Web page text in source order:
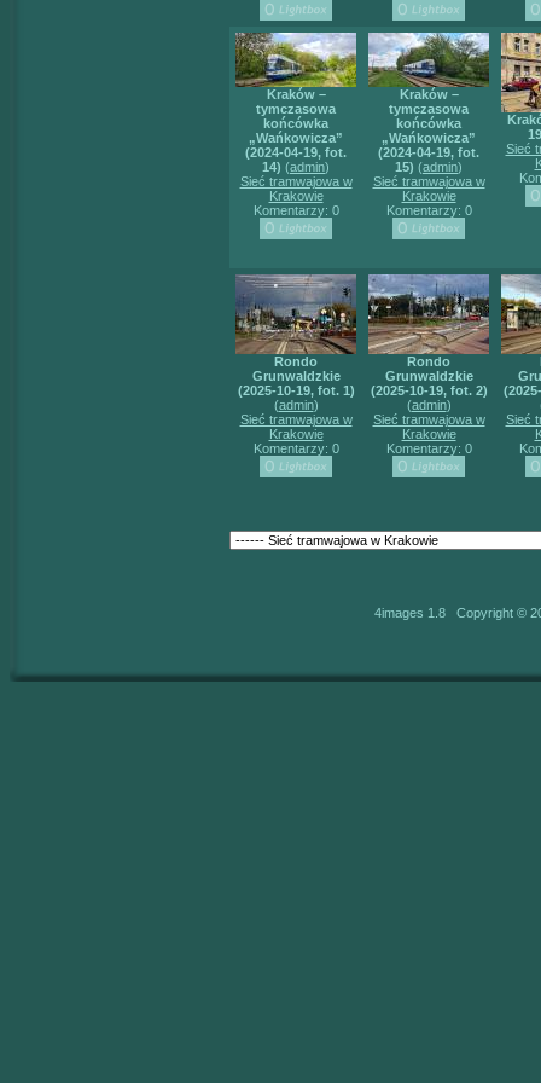
Kraków –
tymczasowa
końcówka
„Wańkowicza”
(2024-04-19, fot.
14) (admin)
Sieć tramwajowa w
Krakowie
Komentarzy: 0
Kraków –
tymczasowa
końcówka
„Wańkowicza”
(2024-04-19, fot.
15) (admin)
Sieć tramwajowa w
Krakowie
Komentarzy: 0
Sieć
Rondo
Grunwaldzkie
(2025-10-19, fot. 1)
(admin)
Sieć tramwajowa w
Krakowie
Komentarzy: 0
Rondo
Grunwaldzkie
(2025-10-19, fot. 2)
(admin)
Sieć tramwajowa w
Krakowie
Komentarzy: 0
Sieć
4images 1.8 Copyright ©